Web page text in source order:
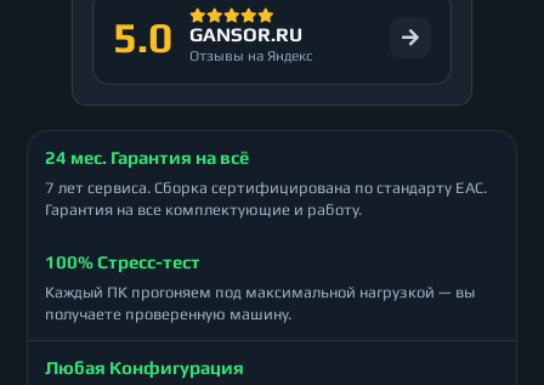
5.0 GANSOR.RU
Отзывы на Яндекс
24 мес. Гарантия на всё
7 лет сервиса. Сборка сертифицирована по стандарту ЕАС.
Гарантия на все комплектующие и работу.
100% Стресс-тест
Каждый ПК прогоняем под максимальной нагрузкой — вы
получаете проверенную машину.
Любая Конфигурация